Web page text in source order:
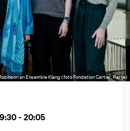
en Ensemble Klang (foto Fondation Cartier, Parijs)
- 20:05